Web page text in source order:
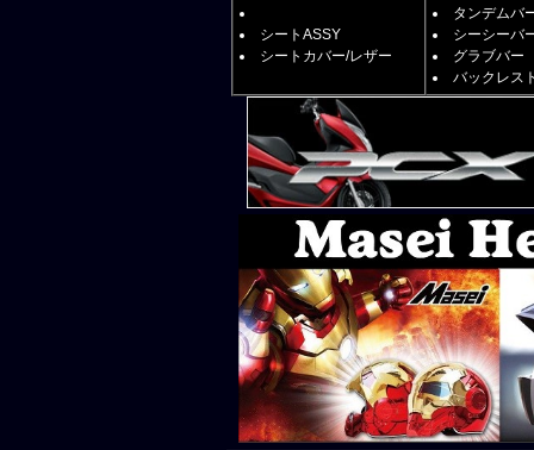
シートASSY
シートカバー/レザー
タンデムバ
シーシーバ
グラブバー
バックレス